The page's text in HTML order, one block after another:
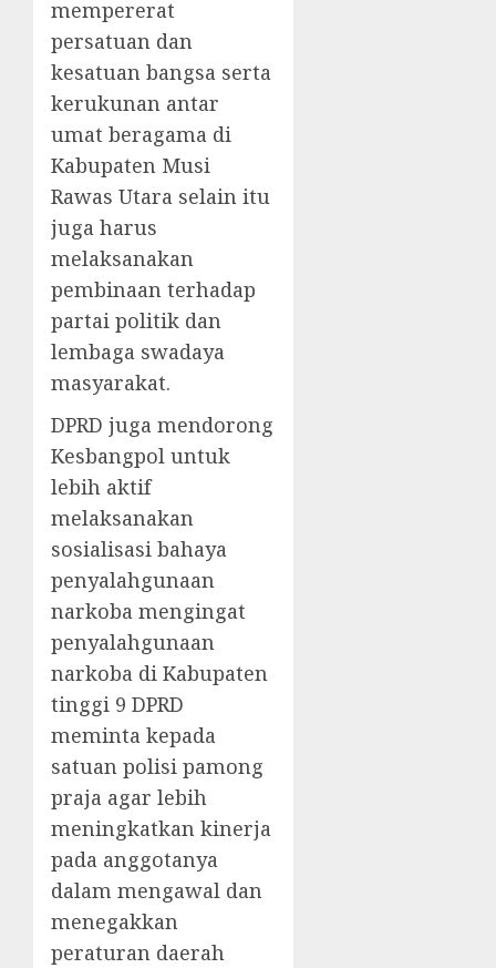
mempererat
persatuan dan
kesatuan bangsa serta
kerukunan antar
umat beragama di
Kabupaten Musi
Rawas Utara selain itu
juga harus
melaksanakan
pembinaan terhadap
partai politik dan
lembaga swadaya
masyarakat.
DPRD juga mendorong
Kesbangpol untuk
lebih aktif
melaksanakan
sosialisasi bahaya
penyalahgunaan
narkoba mengingat
penyalahgunaan
narkoba di Kabupaten
tinggi 9 DPRD
meminta kepada
satuan polisi pamong
praja agar lebih
meningkatkan kinerja
pada anggotanya
dalam mengawal dan
menegakkan
peraturan daerah